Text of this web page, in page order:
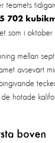
teamets
5 702
som i
mellan
avsevärt
hotade
boven